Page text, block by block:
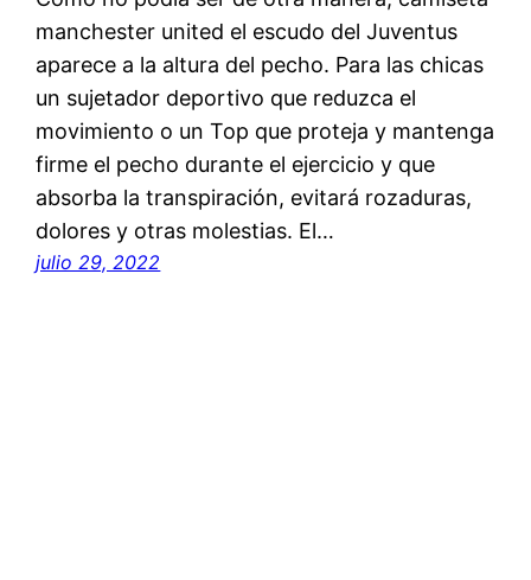
manchester united el escudo del Juventus
aparece a la altura del pecho. Para las chicas
un sujetador deportivo que reduzca el
movimiento o un Top que proteja y mantenga
firme el pecho durante el ejercicio y que
absorba la transpiración, evitará rozaduras,
dolores y otras molestias. El…
julio 29, 2022